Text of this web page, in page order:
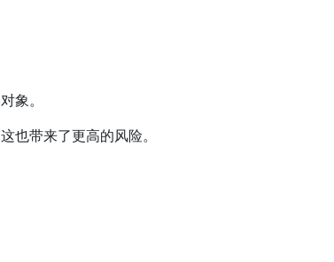
象。
也带来了更高的风险。